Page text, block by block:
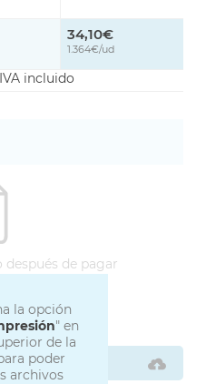
34,10€
1.364€/ud
incluido
la opción
" en
de la
poder
archivos
de pagar